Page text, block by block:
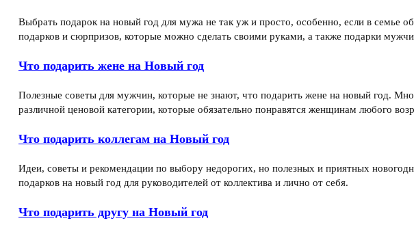
Выбрать подарок на новый год для мужа не так уж и просто, особенно, если в семье
подарков и сюрпризов, которые можно сделать своими руками, а также подарки
Что подарить жене на Новый год
Полезные советы для мужчин, которые не знают, что подарить жене на новый год.
различной ценовой категории, которые обязательно понравятся женщинам любого
Что подарить коллегам на Новый год
Идеи, советы и рекомендации по выбору недорогих, но полезных и приятных
подарков на новый год для руководителей от коллектива и лично от себя.
Что подарить другу на Новый год